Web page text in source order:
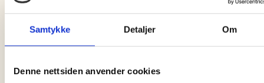
Samtykke Detaljer Om
Denne nettsiden anvender cookies